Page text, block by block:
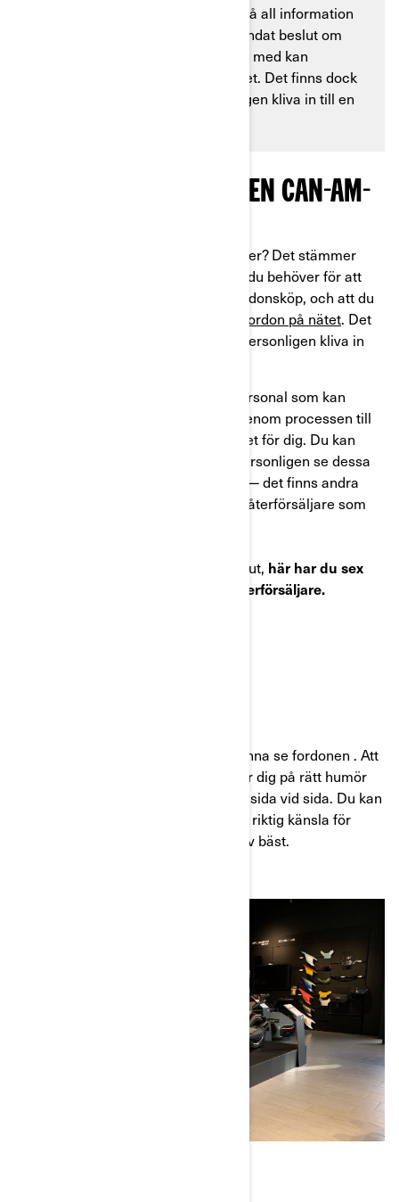
Det stämmer förvisso att du kan få all information
du behöver för att fatta ett välgrundat beslut om
ditt fordonsköp, och att du till och med kan
individanpassa ditt fordon på nätet. Det finns dock
inget som motsvarar att personligen kliva in till en
SEX SKÄL ATT BESÖKA EN CAN-AM-
Är du redo att uppgradera dina åkturer? Det stämmer
förvisso att du kan få all information du behöver för att
fatta ett välgrundat beslut om ditt fordonsköp, och att du
individanpassa ditt fordon på nätet. Det
finns dock inget som motsvarar att personligen kliva in
Våra återförsäljare har kunnig säljpersonal som kan
besvara dina frågor och guida dig igenom processen till
att hitta det perfekta Can-Am fordonet för dig. Du kan
också testköra olika modeller och personligen se dessa
på nära håll. Men det är bara början— det finns andra
fördelar med att besöka en Can-Am-återförsäljare som
Så innan du fattar ditt slutgiltiga beslut, här har du sex
goda skäl att besöka en Can-Am-återförsäljare.
Inget slår givetvis att personligen kunna se fordonen . Att
gå in till en Can-Am-återförsäljare får dig på rätt humör
för att se och jämföra olika modeller sida vid sida. Du kan
sitta på dem, testköra dem och få en riktig känsla för
vilken av dem som passar dina behov bäst.